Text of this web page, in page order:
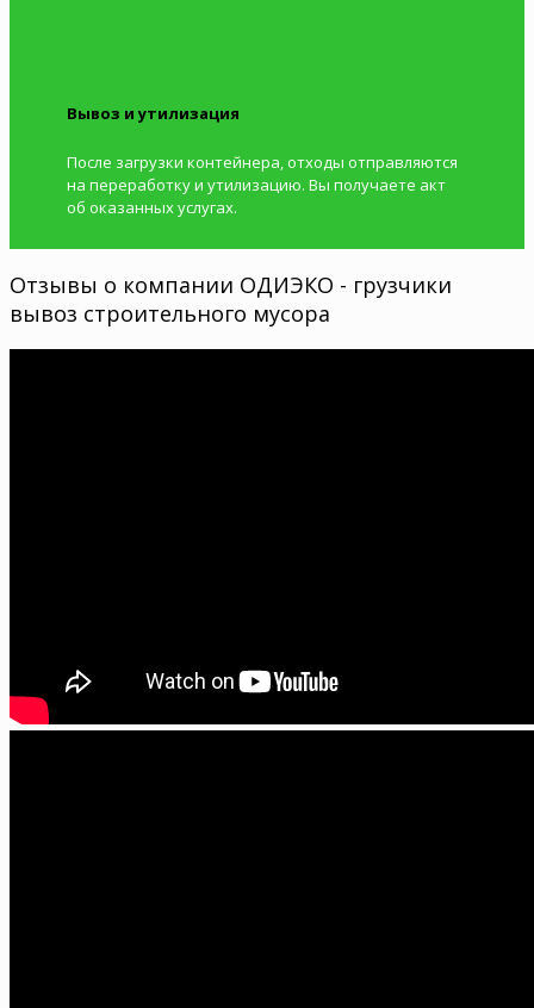
Вывоз и утилизация
После загрузки контейнера, отходы отправляются
на переработку и утилизацию. Вы получаете акт
об оказанных услугах.
Отзывы о компании ОДИЭКО - грузчики
вывоз строительного мусора